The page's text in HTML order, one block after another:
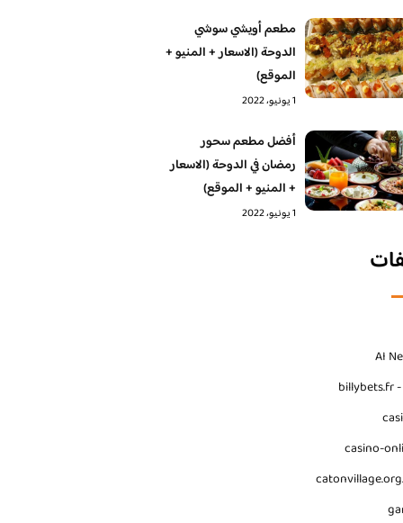
مطعم أويشي سوشي
الدوحة (الاسعار + المنيو +
الموقع)
1 يونيو، 2022
أفضل مطعم سحور
رمضان في الدوحة (الاسعار
+ المنيو + الموقع)
1 يونيو، 2022
AI
billybets.fr -
casino-